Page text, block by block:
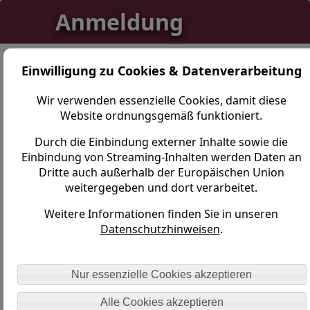
Einwilligung zu Cookies & Datenverarbeitung
Wir verwenden essenzielle Cookies, damit diese
Website ordnungsgemäß funktioniert.
Durch die Einbindung externer Inhalte sowie die
Einbindung von Streaming-Inhalten werden Daten an
Dritte auch außerhalb der Europäischen Union
weitergegeben und dort verarbeitet.
Weitere Informationen finden Sie in unseren
Datenschutzhinweisen.
Nur essenzielle Cookies akzeptieren
Alle Cookies akzeptieren
Anmeldung
Der Zugriff auf diesen Bereich ist nur mit
entsprechenden Berechtigungen zulässig. Als
registrierter Nutzer füllen Sie bitte beide
Felder aus.
BENUTZERNAME:
Passwort vergessen